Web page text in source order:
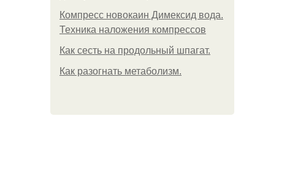
Компресс новокаин Димексид вода.
Техника наложения компрессов
Как сесть на продольный шпагат.
Как разогнать метаболизм.